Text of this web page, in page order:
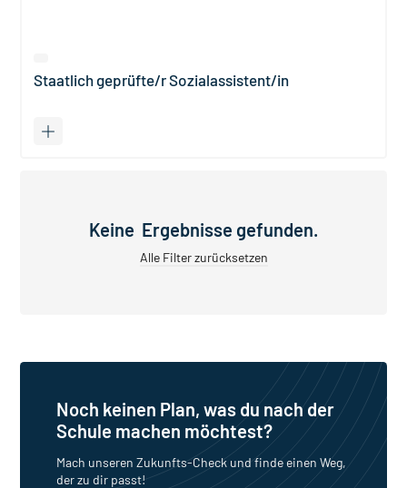
Staatlich geprüfte/r Sozial­assistent/in
Keine Ergebnisse gefunden.
Alle Filter zurücksetzen
Noch keinen Plan, was du nach der
Schule machen möchtest?
Mach unseren Zukunfts-Check und finde einen Weg,
der zu dir passt!